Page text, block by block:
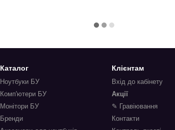
Каталог
Ноутбуки БУ
Комп'ютери БУ
Монітори БУ
Бренди
Клієнтам
Вхід до кабінету
Акції
✎ Гравіювання
Контакти